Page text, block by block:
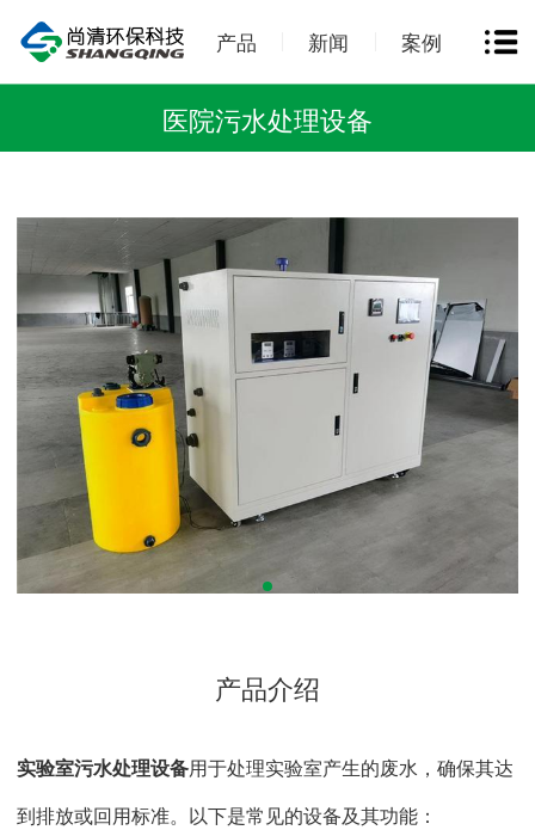
产品 新闻 案例
医院污水处理设备
产品介绍
实验室污水处理设备用于处理实验室产生的废水，确保其达
到排放或回用标准。以下是常见的设备及其功能：